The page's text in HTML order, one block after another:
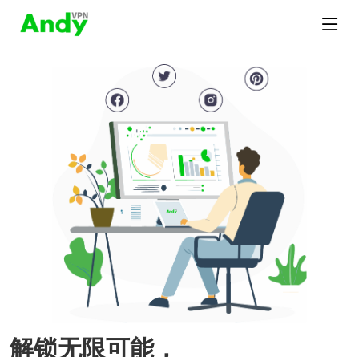
解锁无限可能，